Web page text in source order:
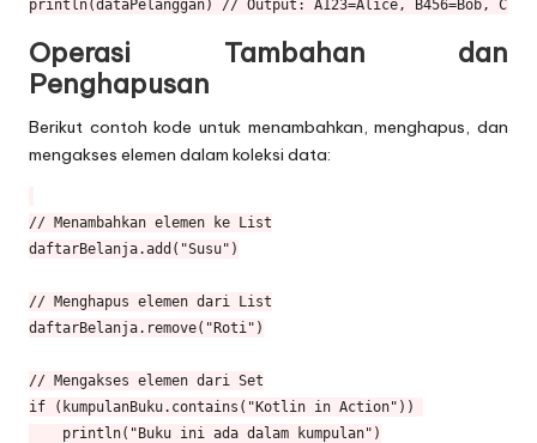
Operasi Tambahan dan
Penghapusan
Berikut contoh kode untuk menambahkan, menghapus, dan
mengakses elemen dalam koleksi data:
// Menambahkan elemen ke List
daftarBelanja.add("Susu")
// Menghapus elemen dari List
daftarBelanja.remove("Roti")
// Mengakses elemen dari Set
if (kumpulanBuku.contains("Kotlin in Action"))
    println("Buku ini ada dalam kumpulan")